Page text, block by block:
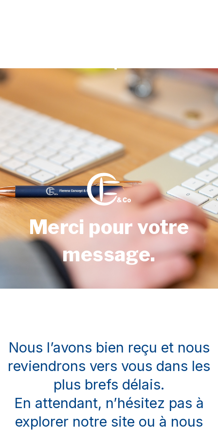
Merci pour votre
message.
Nous l’avons bien reçu et nous
reviendrons vers vous dans les
plus brefs délais.
En attendant, n’hésitez pas à
explorer notre site ou à nous